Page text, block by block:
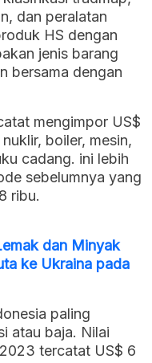
dan peralatan
HS dengan
jenis barang
bersama dengan
mengimpor US$
boiler, mesin,
cadang. ini lebih
sebelumnya yang
ribu.
dan Minyak
ke Ukraina pada
paling
atau baja. Nilai
tercatat US$ 6